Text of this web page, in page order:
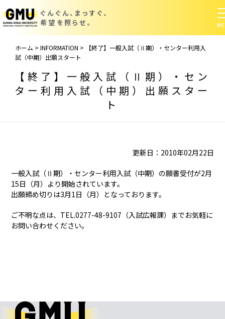
ぐんぐん、まっすぐ、
希望を照らせ。
ホーム > INFORMATION >
【終了】一般入試（Ⅱ期）・センター利用入
試（中期）出願スタート
【終了】一般入試（Ⅱ期）・セン
ター利用入試（中期）出願スター
ト
更新日：2010年02月22日
一般入試（Ⅱ期）・センター利用入試（中期）の願書受付が2月
15日（月）より開始されています。
出願締め切りは3月1日（月）となっております。
ご不明な点は、TEL.0277-48-9107（入試広報課）までお気軽に
お問い合わせください。